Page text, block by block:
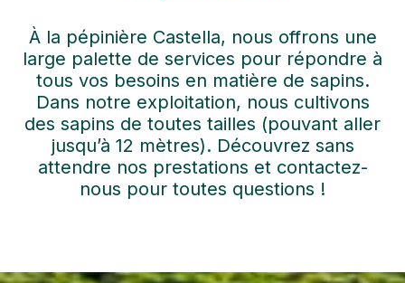
À la pépinière Castella, nous offrons une
large palette de services pour répondre à
tous vos besoins en matière de sapins.
Dans notre exploitation, nous cultivons
des sapins de toutes tailles (pouvant aller
jusqu’à 12 mètres). Découvrez sans
attendre nos prestations et contactez-
nous pour toutes questions !